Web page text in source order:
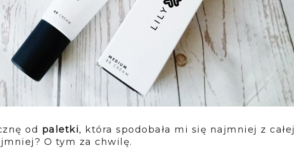
od paletki, która spodobała mi się najmniej z całej
O tym za chwilę.